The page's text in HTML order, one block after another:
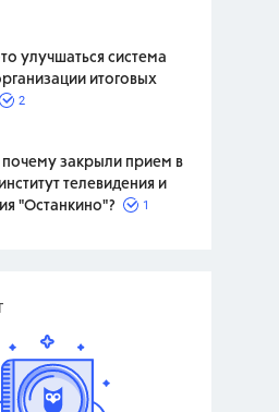
улучшаться система
итоговых
2
почему закрыли прием в
телевидения и
"Останкино"?
1